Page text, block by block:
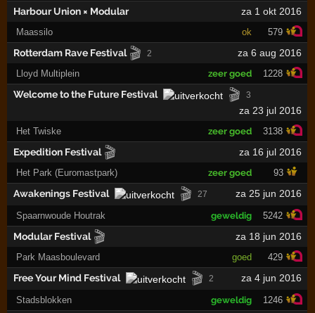
Harbour Union × Modular za 1 okt 2016
Maassilo ok 579
Rotterdam Rave Festival 🎬 2 za 6 aug 2016
Lloyd Multiplein zeer goed 1228
Welcome to the Future Festival 🎬 3
za 23 jul 2016
Het Twiske zeer goed 3138
Expedition Festival 🎬 za 16 jul 2016
Het Park (Euromastpark) zeer goed 93
Awakenings Festival 🎬 27 za 25 jun 2016
Spaarnwoude Houtrak geweldig 5242
Modular Festival 🎬 za 18 jun 2016
Park Maasboulevard goed 429
Free Your Mind Festival 🎬 2 za 4 jun 2016
Stadsblokken geweldig 1246